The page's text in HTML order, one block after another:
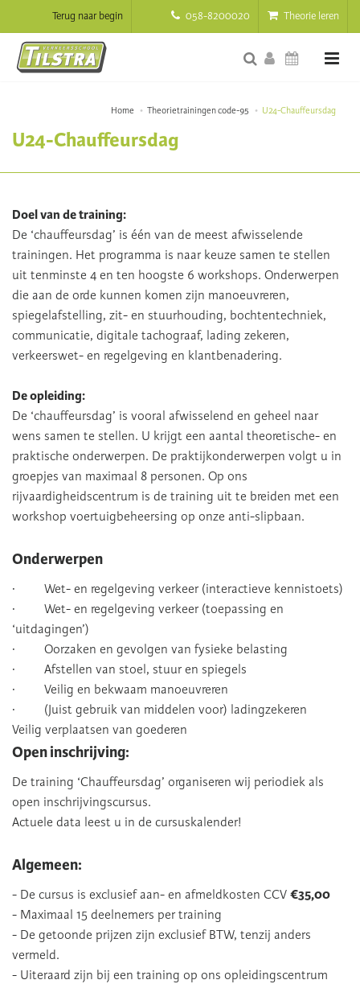
058-8200020 Theorie leren
Terug naar begin
Home Theorietrainingen code-95 U24-Chauffeursdag
U24-Chauffeursdag
Doel van de training:
De ‘chauffeursdag’ is één van de meest afwisselende
trainingen. Het programma is naar keuze samen te stellen
uit tenminste 4 en ten hoogste 6 workshops. Onderwerpen
die aan de orde kunnen komen zijn manoeuvreren,
spiegelafstelling, zit- en stuurhouding, bochtentechniek,
communicatie, digitale tachograaf, lading zekeren,
verkeerswet- en regelgeving en klantbenadering.
De opleiding:
De ‘chauffeursdag’ is vooral afwisselend en geheel naar
wens samen te stellen. U krijgt een aantal theoretische- en
praktische onderwerpen. De praktijkonderwerpen volgt u in
groepjes van maximaal 8 personen. Op ons
rijvaardigheidscentrum is de training uit te breiden met een
workshop voertuigbeheersing op onze anti-slipbaan.
Onderwerpen
· Wet- en regelgeving verkeer (interactieve kennistoets)
· Wet- en regelgeving verkeer (toepassing en
‘uitdagingen’)
· Oorzaken en gevolgen van fysieke belasting
· Afstellen van stoel, stuur en spiegels
· Veilig en bekwaam manoeuvreren
· (Juist gebruik van middelen voor) ladingzekeren
Veilig verplaatsen van goederen
Open inschrijving:
De training ‘Chauffeursdag’ organiseren wij periodiek als
open inschrijvingscursus.
Actuele data leest u in de cursuskalender!
Algemeen:
- De cursus is exclusief aan- en afmeldkosten CCV €35,00
- Maximaal 15 deelnemers per training
- De getoonde prijzen zijn exclusief BTW, tenzij anders
vermeld.
- Uiteraard zijn bij een training op ons opleidingscentrum